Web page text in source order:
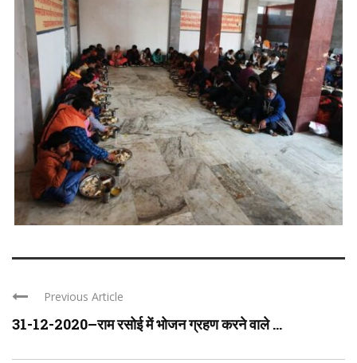
Previous Article
31-12-2020–राम रसोई में भोजन ग्रहण करने वाले ...